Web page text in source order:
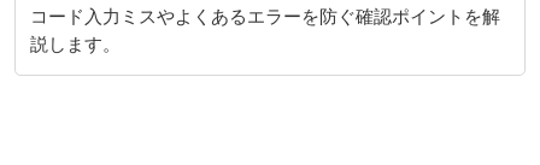
コード入力ミスやよくあるエラーを防ぐ確認ポイントを解
説します。